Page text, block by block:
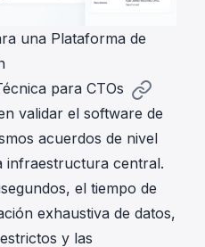
una Plataforma de
para CTOs
validar el software de
acuerdos de nivel
infraestructura central.
el tiempo de
exhaustiva de datos,
y las